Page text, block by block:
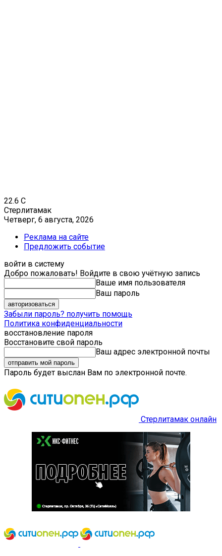
22.6 C
Стерлитамак
Четверг, 6 августа, 2026
Реклама на сайте
Предложить событие
войти в систему
Добро пожаловать! Войдите в свою учётную запись
Ваше имя пользователя
Ваш пароль
Забыли пароль? получить помощь
Политика конфиденциальности
восстановление пароля
Восстановите свой пароль
Ваш адрес электронной почты
Пароль будет выслан Вам по электронной почте.
Стерлитамак онлайн